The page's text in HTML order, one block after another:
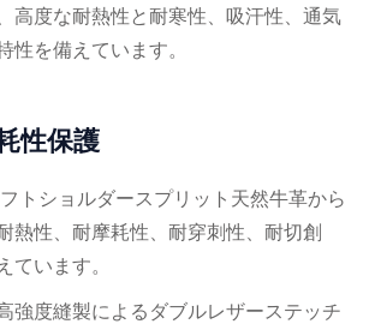
高度な耐熱性と耐寒性、吸汗性、通気
性を備えています。
性保護
トショルダースプリット天然牛革から
熱性、耐摩耗性、耐穿刺性、耐切創
ています。
強度縫製によるダブルレザーステッチ